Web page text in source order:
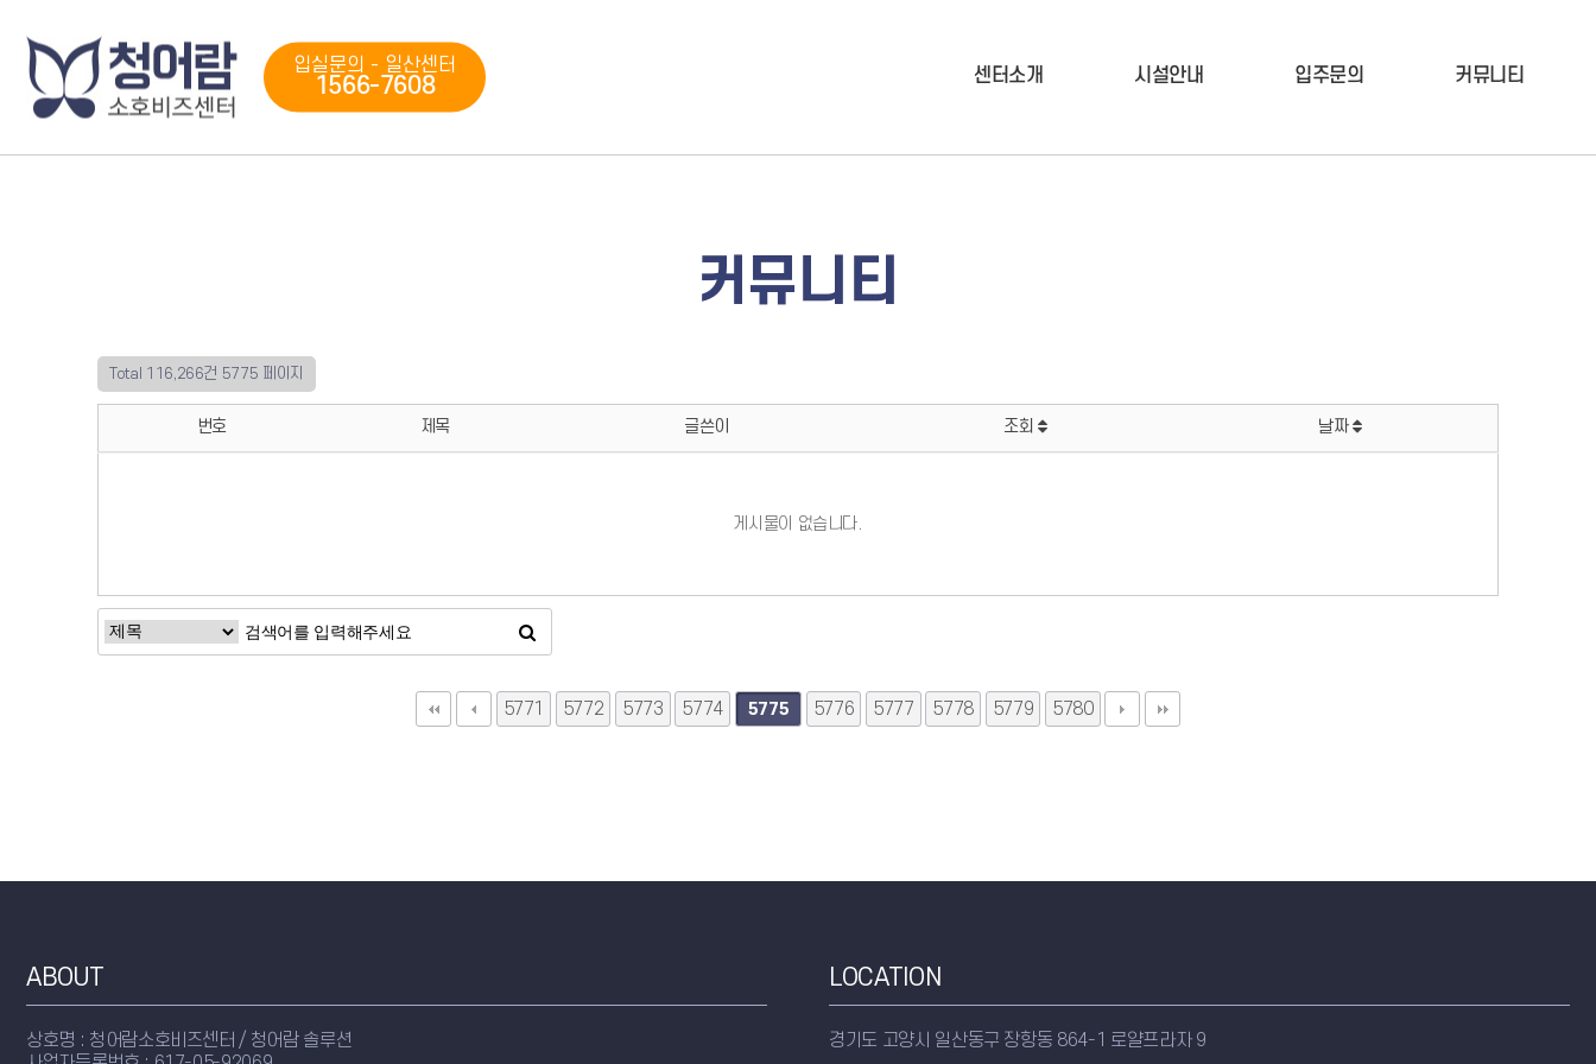
입실문의 - 일산센터
1566-7608 센터소개 시설안내 입주문의 커뮤니티
커뮤니티
Total 116,266건 5775 페이지
번호 제목 글쓴이 조회 날짜
게시물이 없습니다.
5771 5772 5773 5774 5775 5776 5777 5778 5779 5780
다음 맨끝
ABOUT
상호명 : 청어람소호비즈센터 / 청어람 솔루션
LOCATION
경기도 고양시 일산동구 장항동 864-1 로얄프라자 9